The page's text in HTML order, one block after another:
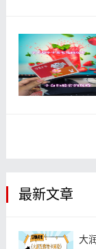
最新文章
大